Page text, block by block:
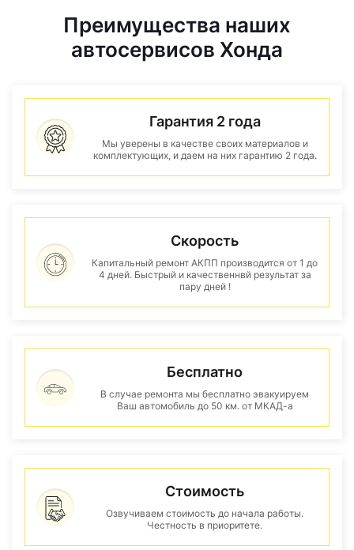
Преимущества наших
автосервисов Хонда
Гарантия 2 года
Мы уверены в качестве своих материалов и
комплектующих, и даем на них гарантию 2 года.
Скорость
Капитальный ремонт АКПП производится от 1 до
4 дней. Быстрый и качественнвй результат за
пару дней !
Бесплатно
В случае ремонта мы бесплатно эвакуируем
Ваш автомобиль до 50 км. от МКАД-а
Стоимость
Озвучиваем стоимость до начала работы.
Честность в приоритете.